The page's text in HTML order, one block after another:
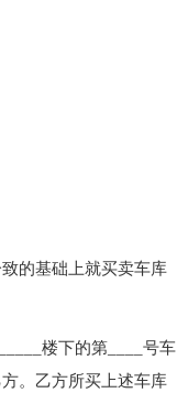
的基础上就买卖车库
楼下的第____号车
。乙方所买上述车库